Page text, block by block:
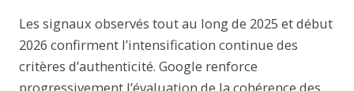
Les signaux observés tout au long de 2025 et début
2026 confirment l’intensification continue des
critères d’authenticité. Google renforce
progressivement l’évaluation de la cohérence des